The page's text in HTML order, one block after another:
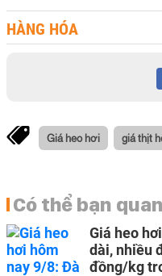
HÀNG HÓA
Giá heo hơi giá thịt
Có thể bạn
Giá heo
dài, nhiều
đồng/kg